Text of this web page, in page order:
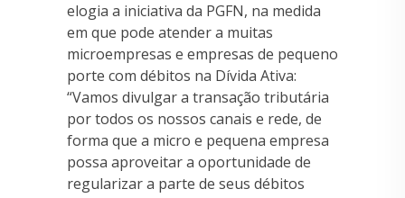
elogia a iniciativa da PGFN, na medida
em que pode atender a muitas
microempresas e empresas de pequeno
porte com débitos na Dívida Ativa:
“Vamos divulgar a transação tributária
por todos os nossos canais e rede, de
forma que a micro e pequena empresa
possa aproveitar a oportunidade de
regularizar a parte de seus débitos